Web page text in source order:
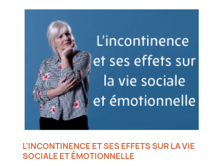
L'INCONTINENCE ET SES EFFETS SUR LA VIE
SOCIALE ET ÉMOTIONNELLE